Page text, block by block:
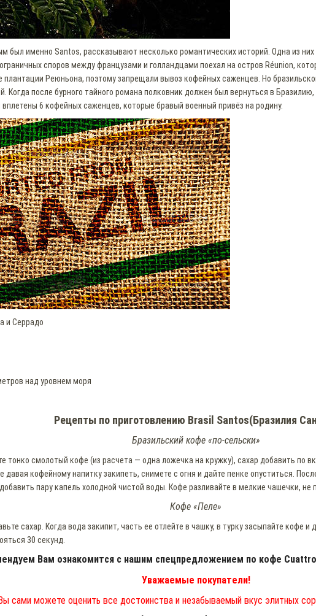
был именно Santos, рассказывают несколько романтических историй. Одна из
споров между французами и голландцами поехал на остров Réunion,
плантации Реюньона, поэтому запрещали вывоз кофейных саженцев. Но
Когда после бурного тайного романа полковник должен был вернуться в
6 кофейных саженцев, которые бравый военный привёз на родину.
и Серрадо
над уровнем моря
Рецепты по приготовлению Brasil Santos(Бразилия
Бразильский кофе «по-сельски»
тонко смолотый кофе (из расчета — одна ложечка на кружку), сахар добавить по
давая кофейному напитку закипеть, снимете с огня и дайте пенке опуститься.
пару капель холодной чистой воды. Кофе разливайте в мелкие чашечки, не
Кофе «Пеле»
сахар. Когда вода закипит, часть ее отлейте в чашку, в турку засыпайте кофе
30 секунд.
Вам ознакомится с нашим спецпредложением по кофе Cuattro
Уважаемые покупатели!
Вы сами можете оценить все достоинства и незабываемый вкус элитных